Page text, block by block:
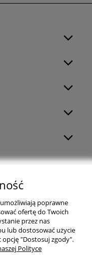
| Tel.:
381429127
poprawne
ofertę do Twoich
przez nas
lub dostosować użycie
"Dostosuj zgody".
Polityce